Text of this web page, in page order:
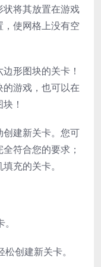
将其放置在游戏
使网格上没有空
形图块的关卡！
游戏，也可以在
！
创建新关卡。您可
符合您的要求；
充的关卡。
创建新关卡。